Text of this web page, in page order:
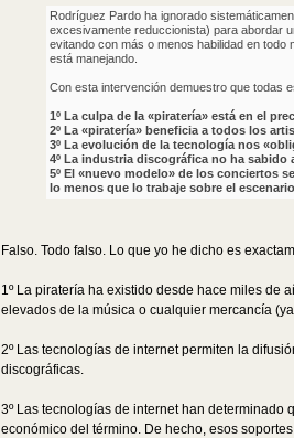
Rodríguez Pardo ha ignorado
excesivamente reduccionista) para abordar
evitando con más o menos habilidad en
está manejando.
Con esta intervención demuestro que todas
1º La culpa de la «piratería» está en el
2º La «piratería» beneficia a todos los
3º La evolución de la tecnología nos
4º La industria discográfica no ha sabido
5º El «nuevo modelo» de los conciertos
lo menos que lo trabaje sobre el
Falso. Todo falso. Lo que yo he dicho es
1º La piratería ha existido desde hace miles de
elevados de la música o cualquier mercancía
2º Las tecnologías de internet permiten la
discográficas.
3º Las tecnologías de internet han determinado
económico del término. De hecho, esos